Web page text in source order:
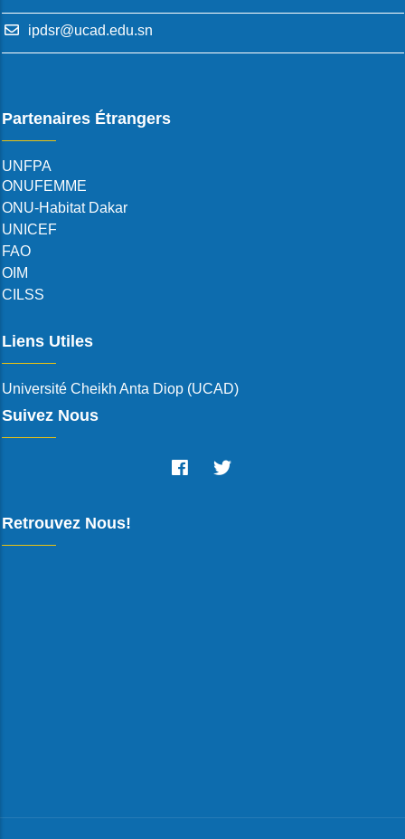
ipdsr@ucad.edu.sn
Partenaires Étrangers
UNFPA
ONUFEMME
ONU-Habitat Dakar
UNICEF
FAO
OIM
CILSS
Liens Utiles
Université Cheikh Anta Diop (UCAD)
Suivez Nous
Retrouvez Nous!